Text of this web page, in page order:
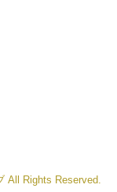
All Rights Reserved.